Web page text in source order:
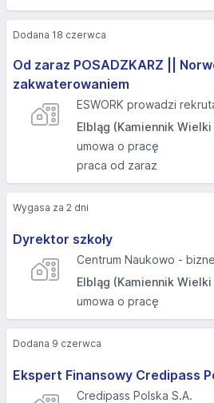
Od zaraz POSADZKARZ ||
zakwaterowaniem
ESWORK prowadzi
Elbląg (Kamiennik
umowa o pracę
praca od zaraz
Dodana 18 czerwca
Dyrektor szkoły
Centrum Naukowo -
Elbląg (Kamiennik
umowa o pracę
Wygasa za 2 dni
Ekspert Finansowy Credipass
Credipass Polska S.A.
Dodana 9 czerwca